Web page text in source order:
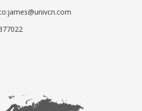
james@univcn.com